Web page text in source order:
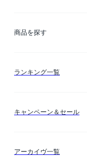
ご利用ガイド
商品を探す
カテゴリー検索
ランキング一覧
キャンペーン＆セール
アーカイヴ一覧